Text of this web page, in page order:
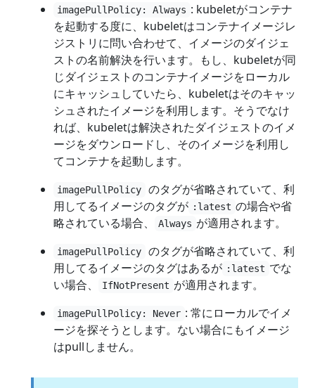
imagePullPolicy: Always : kubeletがコンテナ
を起動する度に、kubeletはコンテナイメージレ
ジストリに問い合わせて、イメージのダイジェ
ストの名前解決を行います。もし、kubeletが同
じダイジェストのコンテナイメージをローカル
にキャッシュしていたら、kubeletはそのキャッ
シュされたイメージを利用します。そうでなけ
れば、kubeletは解決されたダイジェストのイメ
ージをダウンロードし、そのイメージを利用し
てコンテナを起動します。
imagePullPolicy
のタグが省略されていて、利
用してるイメージのタグが :latest の場合や省
略されている場合、
Always が適用されます。
imagePullPolicy
のタグが省略されていて、利
用してるイメージのタグはあるが :latest でな
い場合、
IfNotPresent が適用されます。
imagePullPolicy: Never : 常にローカルでイメ
ージを探そうとします。ない場合にもイメージ
はpullしません。